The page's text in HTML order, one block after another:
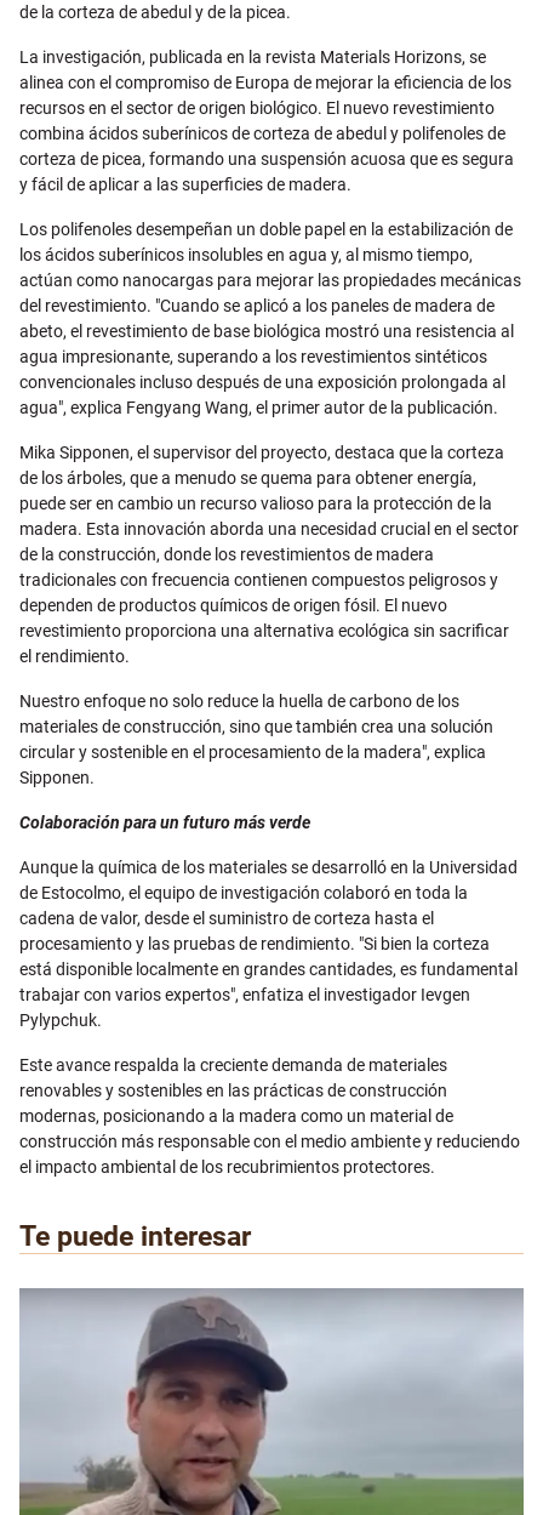
de la corteza de abedul y de la picea.
La investigación, publicada en la revista Materials Horizons, se
alinea con el compromiso de Europa de mejorar la eficiencia de los
recursos en el sector de origen biológico. El nuevo revestimiento
combina ácidos suberínicos de corteza de abedul y polifenoles de
corteza de picea, formando una suspensión acuosa que es segura
y fácil de aplicar a las superficies de madera.
Los polifenoles desempeñan un doble papel en la estabilización de
los ácidos suberínicos insolubles en agua y, al mismo tiempo,
actúan como nanocargas para mejorar las propiedades mecánicas
del revestimiento. "Cuando se aplicó a los paneles de madera de
abeto, el revestimiento de base biológica mostró una resistencia al
agua impresionante, superando a los revestimientos sintéticos
convencionales incluso después de una exposición prolongada al
agua", explica Fengyang Wang, el primer autor de la publicación.
Mika Sipponen, el supervisor del proyecto, destaca que la corteza
de los árboles, que a menudo se quema para obtener energía,
puede ser en cambio un recurso valioso para la protección de la
madera. Esta innovación aborda una necesidad crucial en el sector
de la construcción, donde los revestimientos de madera
tradicionales con frecuencia contienen compuestos peligrosos y
dependen de productos químicos de origen fósil. El nuevo
revestimiento proporciona una alternativa ecológica sin sacrificar
el rendimiento.
Nuestro enfoque no solo reduce la huella de carbono de los
materiales de construcción, sino que también crea una solución
circular y sostenible en el procesamiento de la madera", explica
Sipponen.
Colaboración para un futuro más verde
Aunque la química de los materiales se desarrolló en la Universidad
de Estocolmo, el equipo de investigación colaboró ​​en toda la
cadena de valor, desde el suministro de corteza hasta el
procesamiento y las pruebas de rendimiento. "Si bien la corteza
está disponible localmente en grandes cantidades, es fundamental
trabajar con varios expertos", enfatiza el investigador Ievgen
Pylypchuk.
Este avance respalda la creciente demanda de materiales
renovables y sostenibles en las prácticas de construcción
modernas, posicionando a la madera como un material de
construcción más responsable con el medio ambiente y reduciendo
el impacto ambiental de los recubrimientos protectores.
Te puede interesar